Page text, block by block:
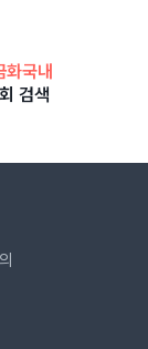
국내
검색